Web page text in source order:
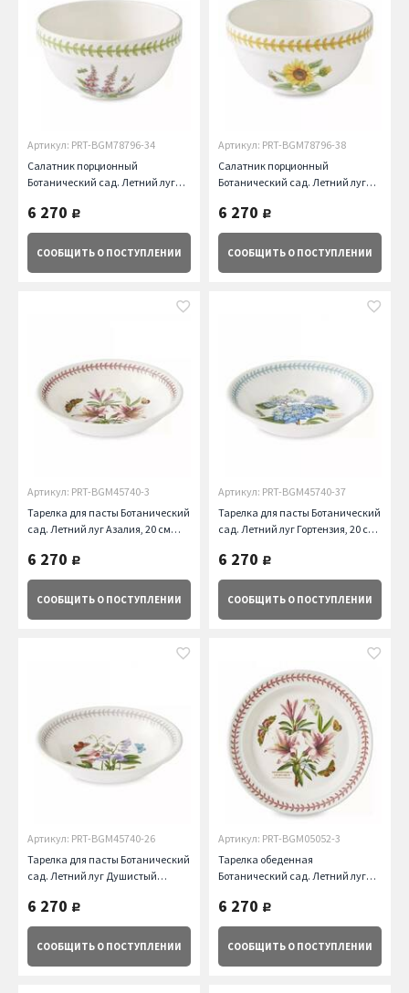
Артикул: PRT-BGM78796-34
Салатник порционный
Ботанический сад. Летний луг
6 270 руб.
СООБЩИТЬ О ПОСТУПЛЕНИИ
Артикул: PRT-BGM78796-38
Салатник порционный
Ботанический сад. Летний луг
6 270 руб.
СООБЩИТЬ О ПОСТУПЛЕНИИ
Артикул: PRT-BGM45740-3
Тарелка для пасты Ботанический
сад. Летний луг Азалия, 20 см
6 270 руб.
СООБЩИТЬ О ПОСТУПЛЕНИИ
Артикул: PRT-BGM45740-37
Тарелка для пасты Ботанический
сад. Летний луг Гортензия, 20 см
6 270 руб.
СООБЩИТЬ О ПОСТУПЛЕНИИ
Артикул: PRT-BGM45740-26
Тарелка для пасты Ботанический
сад. Летний луг Душистый
6 270 руб.
СООБЩИТЬ О ПОСТУПЛЕНИИ
Артикул: PRT-BGM05052-3
Тарелка обеденная
Ботанический сад. Летний луг
6 270 руб.
СООБЩИТЬ О ПОСТУПЛЕНИИ